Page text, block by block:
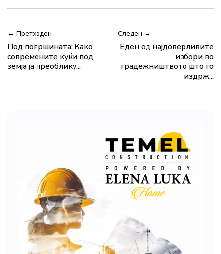
← Претходен
Под површината: Како
современите куќи под
земја ја преоблику...
Следен →
Еден од најдоверливите
избори во
градежништвото што го
издрж...